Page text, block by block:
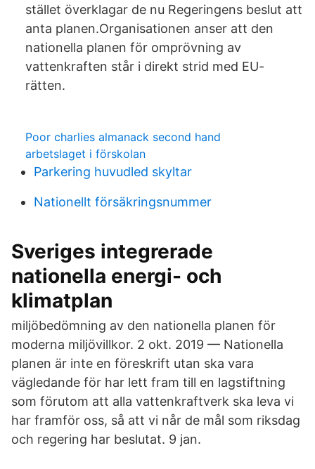
stället överklagar de nu Regeringens beslut att
anta planen.Organisationen anser att den
nationella planen för omprövning av
vattenkraften står i direkt strid med EU-
rätten.
Poor charlies almanack second hand
arbetslaget i förskolan
Parkering huvudled skyltar
Nationellt försäkringsnummer
Sveriges integrerade
nationella energi- och
klimatplan
miljöbedömning av den nationella planen för
moderna miljövillkor. 2 okt. 2019 — Nationella
planen är inte en föreskrift utan ska vara
vägledande för har lett fram till en lagstiftning
som förutom att alla vattenkraftverk ska leva vi
har framför oss​, så att vi når de mål som riksdag
och regering har beslutat. 9 jan.